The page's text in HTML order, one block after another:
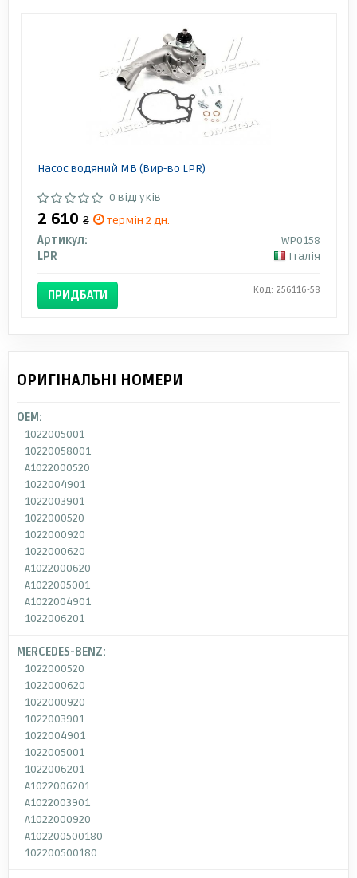
Насос водяний MB (Вир-во LPR)
0 відгуків
2 610 ₴
термін 2 дн.
Артикул:
WP0158
LPR
Італія
ПРИДБАТИ Код: 256116-58
ОРИГІНАЛЬНІ НОМЕРИ
OEM:
1022005001
10220058001
A1022000520
1022004901
1022003901
1022000520
1022000920
1022000620
A1022000620
A1022005001
A1022004901
1022006201
MERCEDES-BENZ:
1022000520
1022000620
1022000920
1022003901
1022004901
1022005001
1022006201
A1022006201
A1022003901
A1022000920
A102200500180
102200500180